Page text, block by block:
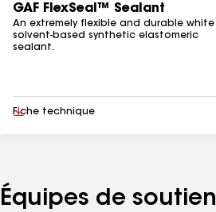
GAF FlexSeal™ Sealant
An extremely flexible and durable white
solvent-based synthetic elastomeric
sealant.
Télécharger
Fiche technique
Équipes de soutien